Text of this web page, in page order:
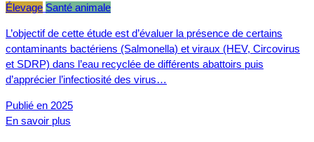
Élevage Santé animale
L’objectif de cette étude est d’évaluer la présence de certains
contaminants bactériens (Salmonella) et viraux (HEV, Circovirus
et SDRP) dans l’eau recyclée de différents abattoirs puis
d’apprécier l’infectiosité des virus…
Publié en 2025
En savoir plus